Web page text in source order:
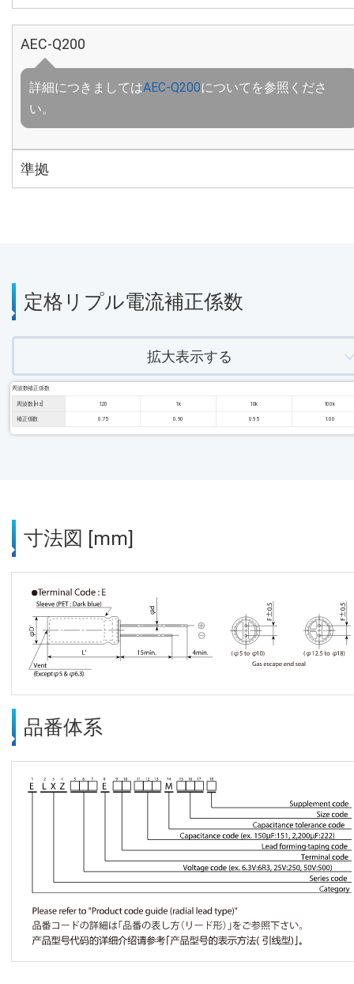
AEC-Q200
詳細につきましてはAEC-Q200についてを参照くださ
い。
準拠
定格リプル電流補正係数
拡大表示する
周波数補正係数
周波数 [Hz] 120 1k 10k 100k
補正係数 0.75 0.90 0.95 1.00
寸法図 [mm]
品番体系